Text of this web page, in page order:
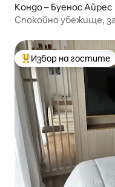
Кондо – Буенос Айрес
Спокойно убежище,
Най-популярен избор
Избор на гостите